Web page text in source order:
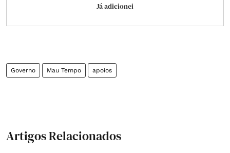
Já adicionei
Governo Mau Tempo apoios
Artigos Relacionados